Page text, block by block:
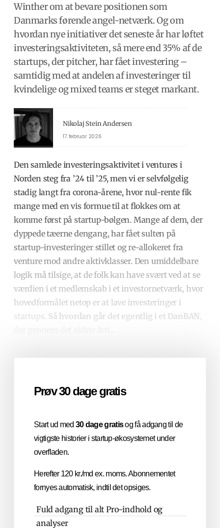
Winther om at bevare positionen som
Danmarks førende angel-netværk. Og om
hvordan nye initiativer det seneste år har løftet
investeringsaktiviteten, så mere end 35% af de
startups, der pitcher, har fået investering –
samtidig med at andelen af investeringer til
kvindelige og mixed teams er steget markant.
Nikolaj Stein Andersen
17. februar 2026
Den samlede investeringsaktivitet i ventures i
Norden steg fra ’24 til ’25, men vi er selvfølgelig
stadig langt fra corona-årene, hvor nul-rente fik
mange med en vis formue til at flokkes om at
komme først på startup-bølgen. Mange af dem, der
dyppede tæerne dengang, har fået sulten på
startup-investeringer stillet og re-allokeret fra
venture mod andre aktivklasser. Den umiddelbare
logik må tilsige, at de folk kan have svært ved at se
værdien i et medlemskab i et investornetværk, hvor
hovedformålet netop er at lave investeringer i
startups. Så hvordan går det egentlig i et DanBAN,
Prøv 30 dage gratis
Start ud med 30 dage gratisog få adgang til de
vigtigste historier i startup-økosystemet under
overfladen.
Herefter 120 kr./md ex. moms. Abonnementet
fornyes automatisk, indtil det opsiges.
Fuld adgang til alt Pro-indhold og
analyser